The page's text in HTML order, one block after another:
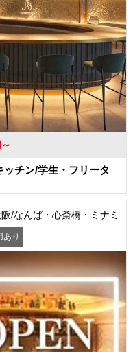
ッチン/学生・フリータ
阪/なんば・心斎橋・ミナミ
あり